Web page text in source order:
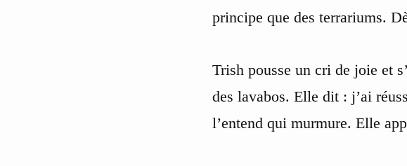
principe que des terrariums.
Trish pousse un cri de joie et
des lavabos. Elle dit : j’ai
l’entend qui murmure. Elle